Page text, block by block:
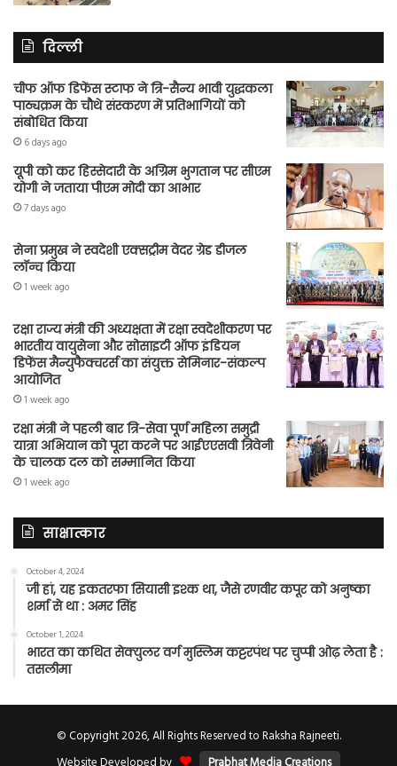
दिल्ली
चीफ ऑफ डिफेंस स्टाफ ने त्रि-सैन्य भावी युद्धकला
पाठ्यक्रम के चौथे संस्करण में प्रतिभागियों को
संबोधित किया
6 days ago
यूपी को कर हिस्सेदारी के अग्रिम भुगतान पर सीएम
योगी ने जताया पीएम मोदी का आभार
7 days ago
सेना प्रमुख ने स्वदेशी एक्सट्रीम वेदर ग्रेड डीजल
लॉन्च किया
1 week ago
रक्षा राज्य मंत्री की अध्यक्षता में रक्षा स्वदेशीकरण पर
भारतीय वायुसेना और सोसाइटी ऑफ इंडियन
डिफेंस मैन्युफैक्चरर्स का संयुक्त सेमिनार-संकल्प
आयोजित
1 week ago
रक्षा मंत्री ने पहली बार त्रि-सेवा पूर्ण महिला समुद्री
यात्रा अभियान को पूरा करने पर आईएएसवी त्रिवेनी
के चालक दल को सम्मानित किया
1 week ago
साक्षात्कार
October 4, 2024
जी हां, यह इकतरफा सियासी इश्क था, जैसे रणवीर कपूर को अनुष्का
शर्मा से था : अमर सिंह
October 1, 2024
भारत का कथित सेक्युलर वर्ग मुस्लिम कट्टरपंथ पर चुप्पी ओढ़ लेता है :
तसलीमा
© Copyright 2026, All Rights Reserved to Raksha Rajneeti.